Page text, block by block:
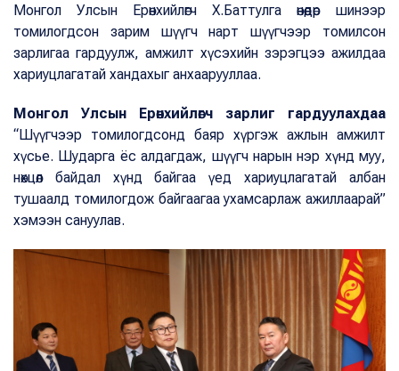
Монгол Улсын Ерөнхийлөгч Х.Баттулга өнөөдөр шинээр
томилогдсон зарим шүүгч нарт шүүгчээр томилсон
зарлигаа гардуулж, амжилт хүсэхийн зэрэгцээ ажилдаа
хариуцлагатай хандахыг анхаарууллаа.
Монгол Улсын Ерөнхийлөгч зарлиг гардуулахдаа
“Шүүгчээр томилогдсонд баяр хүргэж ажлын амжилт
хүсье. Шударга ёс алдагдаж, шүүгч нарын нэр хүнд муу,
нөхцөл байдал хүнд байгаа үед хариуцлагатай албан
тушаалд томилогдож байгаагаа ухамсарлаж ажиллаарай”
хэмээн сануулав.